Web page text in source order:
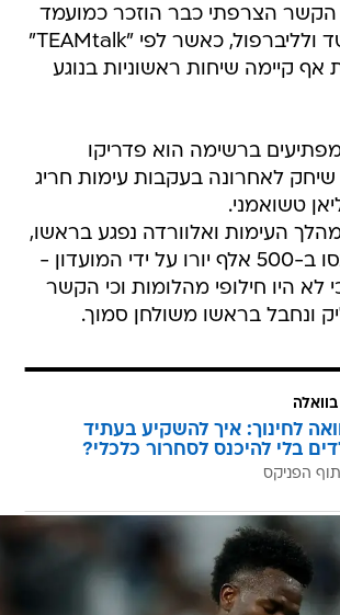
הקשר הצרפתי כבר הוזכר כמועמד
למנצ'סטר יונייטד ולליברפול, כאשר לפי "TEAMtalk"
אף קיימה שיחות ראשוניות בנוגע
ברשימה הוא פדריקו
שיחק לאחרונה בעקבות עימות חריג
טשואמני.
העימות ואלוורדה נפגע בראשו,
והשניים אף נקנסו ב-500 אלף יורו על ידי המועדון -
לא היו חילופי מהלומות וכי הקשר
ונחבל בראשו משולחן סמוך.
לחינוך: איך להשקיע בעתיד
בלי להיכנס לסחרור כלכלי?
הפניקס